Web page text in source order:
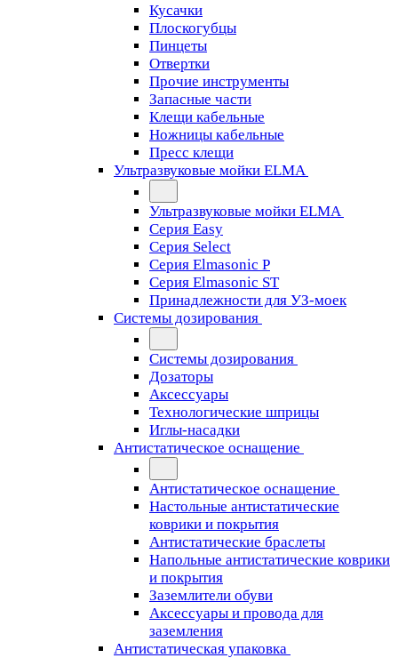
Кусачки
Плоскогубцы
Пинцеты
Отвертки
Прочие инструменты
Запасные части
Клещи кабельные
Ножницы кабельные
Пресс клещи
Ультразвуковые мойки ELMA
Ультразвуковые мойки ELMA
Серия Easy
Серия Select
Серия Elmasonic P
Серия Elmasonic ST
Принадлежности для УЗ-моек
Системы дозирования
Системы дозирования
Дозаторы
Аксессуары
Технологические шприцы
Иглы-насадки
Антистатическое оснащение
Антистатическое оснащение
Настольные антистатические
коврики и покрытия
Антистатические браслеты
Напольные антистатические коврики
и покрытия
Заземлители обуви
Аксессуары и провода для
заземления
Антистатическая упаковка